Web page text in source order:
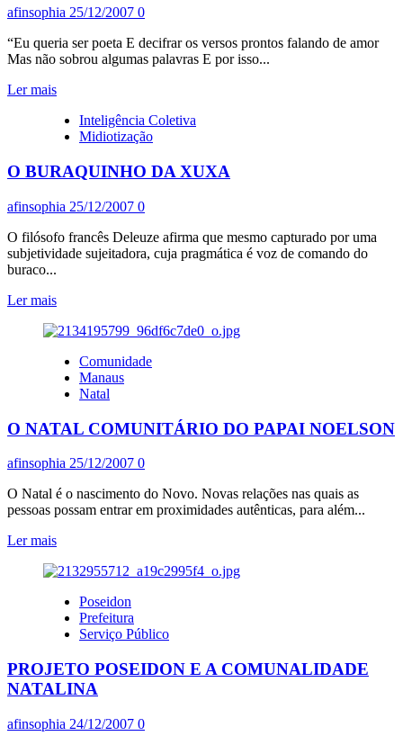
afinsophia 25/12/2007 0
“Eu queria ser poeta E decifrar os versos prontos falando de amor
Mas não sobrou algumas palavras E por isso...
Ler maisLeia
sobre
UMA
NATALINA
Inteligência Coletiva
Midiotização
O BURAQUINHO DA XUXA
afinsophia 25/12/2007 0
O filósofo francês Deleuze afirma que mesmo capturado por uma
subjetividade sujeitadora, cuja pragmática é voz de comando do
buraco...
Ler maisLeia
sobre
BURAQUINHO
DA
XUXA
Comunidade
Manaus
Natal
O NATAL COMUNITÁRIO DO PAPAI NOELSON
afinsophia 25/12/2007 0
O Natal é o nascimento do Novo. Novas relações nas quais as
pessoas possam entrar em proximidades autênticas, para além...
Ler maisLeia
sobre
NATAL
COMUNITÁRIO
DO
NOELSON
Poseidon
Prefeitura
Serviço Público
PROJETO POSEIDON E A COMUNALIDADE
NATALINA
afinsophia 24/12/2007 0